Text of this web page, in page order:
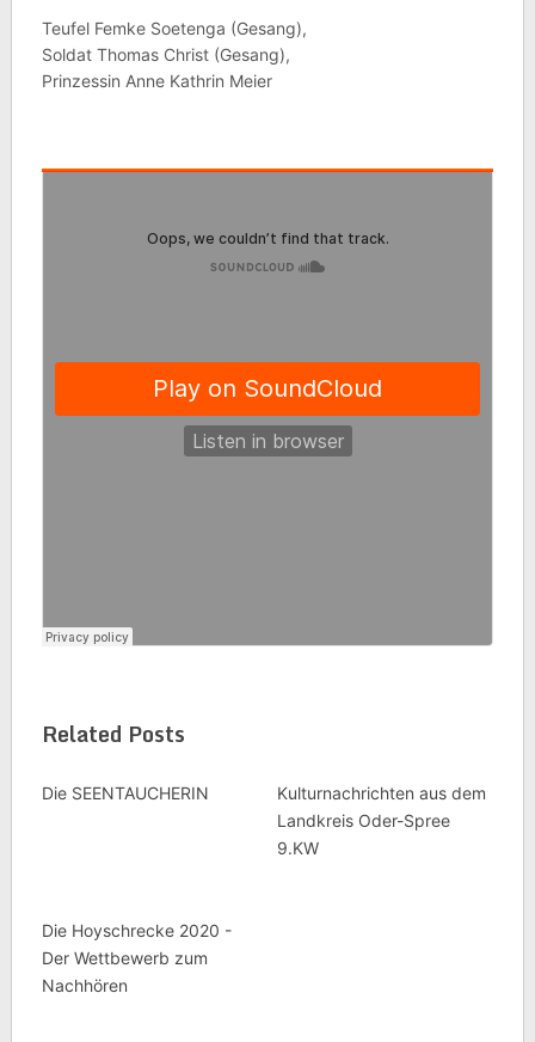
Teufel Femke Soetenga (Gesang),
Soldat Thomas Christ (Gesang),
Prinzessin Anne Kathrin Meier
Related Posts
Die SEENTAUCHERIN
Kulturnachrichten aus dem
Landkreis Oder-Spree
9.KW
Die Hoyschrecke 2020 -
Der Wettbewerb zum
Nachhören